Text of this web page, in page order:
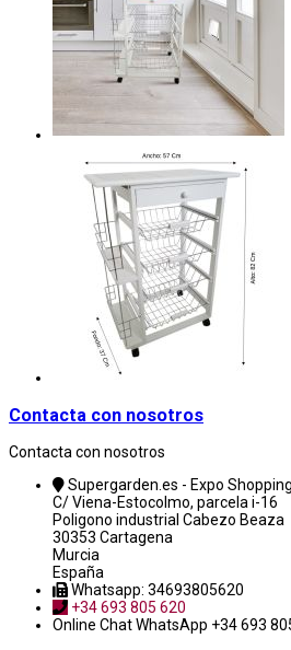
Contacta con nosotros
Contacta con nosotros
Supergarden.es - Expo Shopping
C/ Viena-Estocolmo, parcela i-16
Poligono industrial Cabezo Beaza
30353 Cartagena
Murcia
España
Whatsapp: 34693805620
+34 693 805 620
Online ChatWhatsApp +34 693